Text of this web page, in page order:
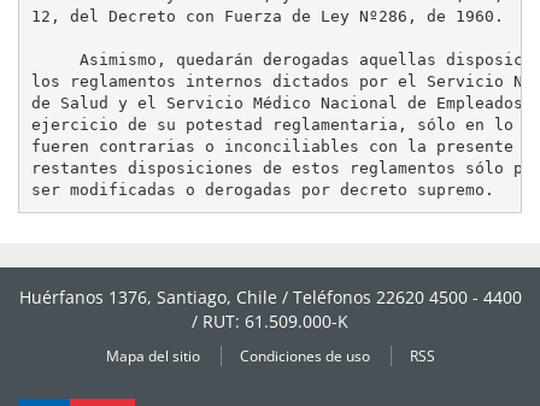
12, del Decreto con Fuerza de Ley Nº286, de 1960.
Asimismo, quedarán derogadas aquellas
los reglamentos internos dictados por el Servicio
de Salud y el Servicio Médico Nacional de Empleados
ejercicio de su potestad reglamentaria, sólo en lo
fueren contrarias o inconciliables con la presente
restantes disposiciones de estos reglamentos sólo
Huérfanos 1376, Santiago, Chile / Teléfonos 22620 4500 - 4400
/ RUT: 61.509.000-K
Mapa del sitio Condiciones de uso RSS